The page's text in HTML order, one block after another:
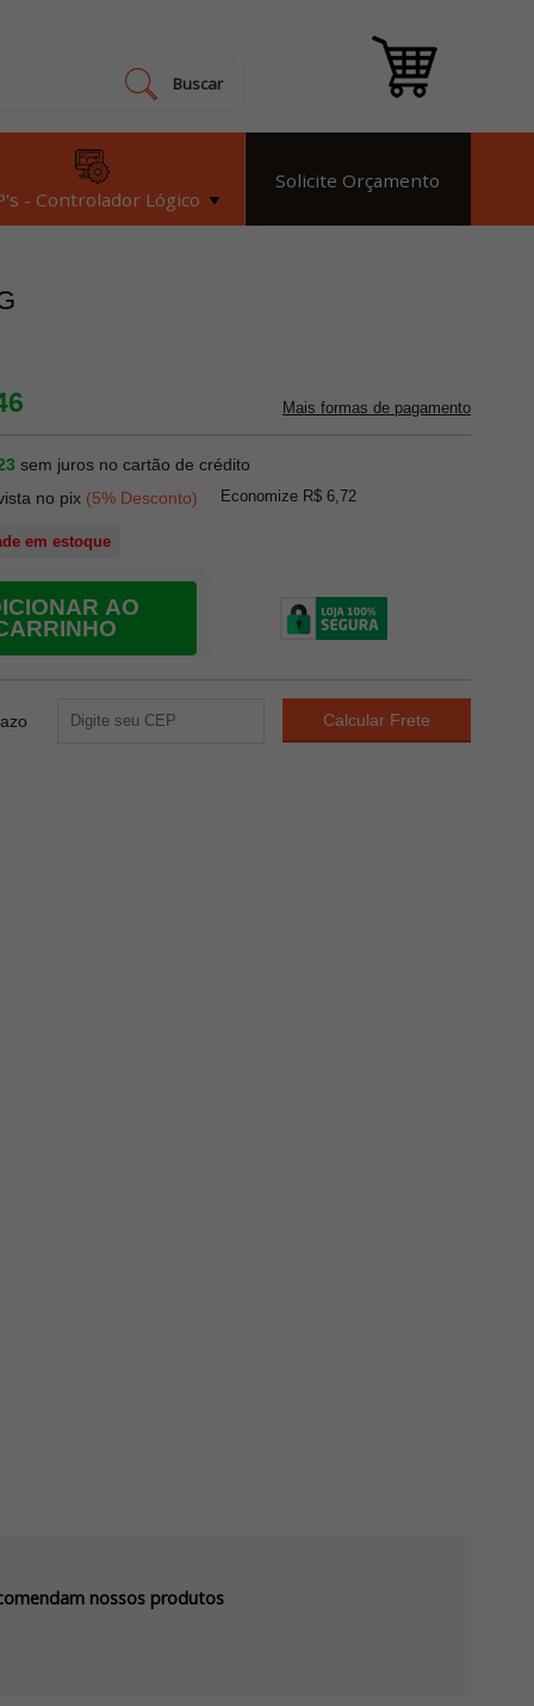
Buscar
- Controlador Lógico
Solicite Orçamento
Mais formas de pagamento
sem juros no cartão de crédito
no pix (5% Desconto) Economize R$ 6,72
em estoque
AO
nossos produtos